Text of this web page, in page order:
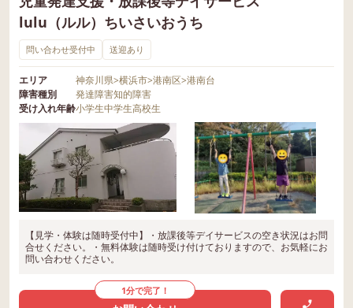
lulu（ルル）ちいさいおうち
問い合わせ受付中 送迎あり
エリア 神奈川県>横浜市>港南区>港南台
障害種別
発達障害知的障害
受け入れ年齢小学生中学生高校生
【見学・体験は随時受付中】・放課後等デイサービスの空き状況はお問
合せください。・無料体験は随時受け付けておりますので、お気軽にお
問い合わせください。
1分で完了！